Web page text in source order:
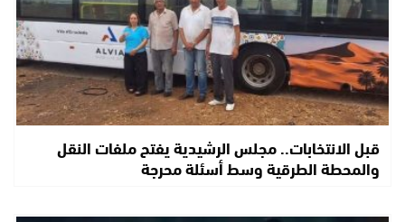
قبل الانتخابات.. مجلس الرشيدية يفتح ملفات النقل
والمحطة الطرقية وسط أسئلة محرجة